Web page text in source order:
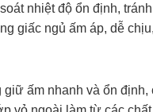
nhiệt độ ổn định,
giấc ngủ ấm áp, dễ
giữ ấm nhanh và ổn